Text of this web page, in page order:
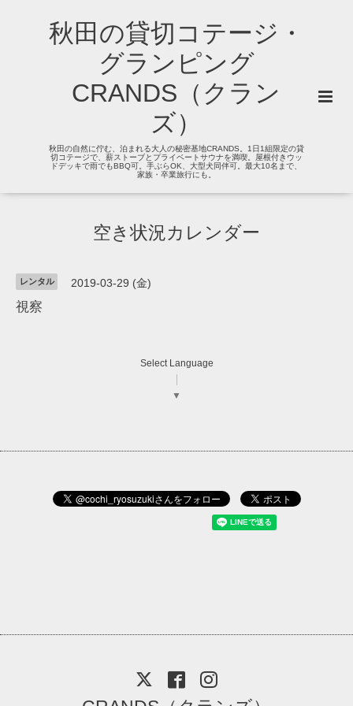
秋田の貸切コテージ・
グランピング
CRANDS（クラン
ズ）
秋田の自然に佇む、泊まれる大人の秘密基地CRANDS。1日1組限定の貸
切コテージで、薪ストーブとプライベートサウナを満喫。屋根付きウッ
ドデッキで雨でもBBQ可。手ぶらOK、大型犬同伴可。最大10名まで、
家族・卒業旅行にも。
空き状況カレンダー
レンタル 2019-03-29 (金)
視察
Select Language
▼